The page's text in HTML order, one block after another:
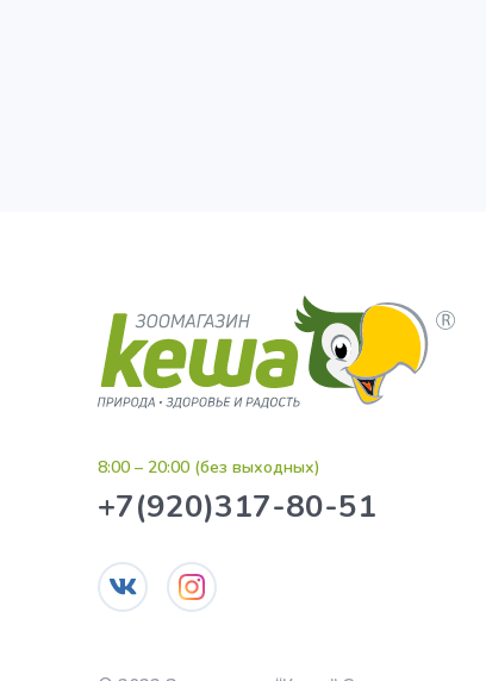
8:00 – 20:00 (без выходных)
+7(920)317-80-51